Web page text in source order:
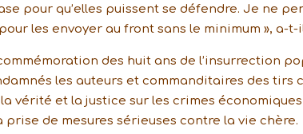
pour qu’elles puissent se défendre. Je ne
les envoyer au front sans le minimum », a-t-
des huit ans de l’insurrection
les auteurs et commanditaires des tirs
la vérité et la justice sur les crimes
prise de mesures sérieuses contre la vie chère.